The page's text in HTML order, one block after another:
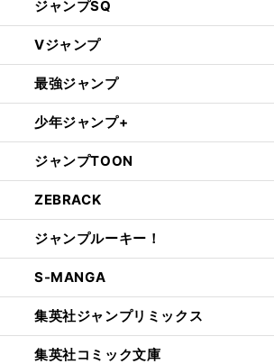
ジャンプSQ
Vジャンプ
最強ジャンプ
少年ジャンプ+
ジャンプTOON
ZEBRACK
ジャンプルーキー！
S-MANGA
集英社ジャンプリミックス
集英社コミック文庫